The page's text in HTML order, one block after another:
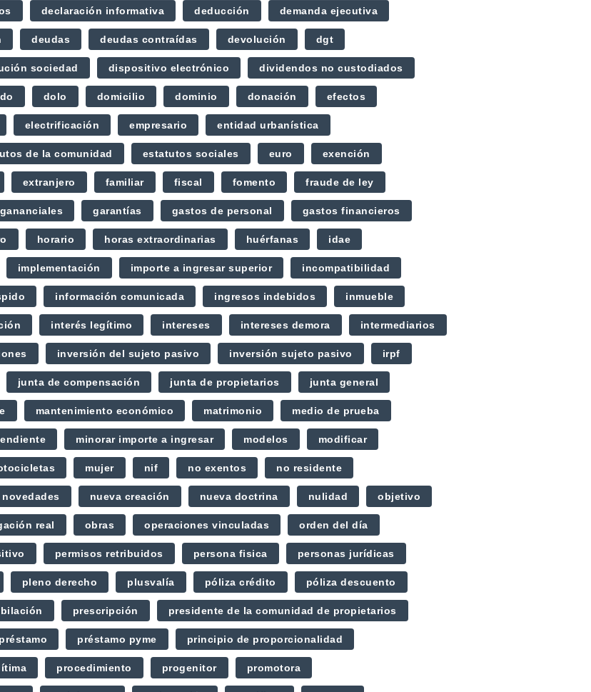
declaración informativa deducción demanda ejecutiva
deudas deudas contraídas devolución dgt
sociedad dispositivo electrónico dividendos no custodiados
dolo domicilio dominio donación efectos
electrificación empresario entidad urbanística
de la comunidad estatutos sociales euro exención
extranjero familiar fiscal fomento fraude de ley
gananciales garantías gastos de personal gastos financieros
horario horas extraordinarias huérfanas idae
implementación importe a ingresar superior incompatibilidad
información comunicada ingresos indebidos inmueble
interés legítimo intereses intereses demora intermediarios
inversión del sujeto pasivo inversión sujeto pasivo irpf
junta de compensación junta de propietarios junta general
mantenimiento económico matrimonio medio de prueba
minorar importe a ingresar modelos modificar
mujer nif no exentos no residente
novedades nueva creación nueva doctrina nulidad objetivo
real obras operaciones vinculadas orden del día
permisos retribuidos persona fisica personas jurídicas
pleno derecho plusvalía póliza crédito póliza descuento
prescripción presidente de la comunidad de propietarios
préstamo préstamo pyme principio de proporcionalidad
procedimiento progenitor promotora